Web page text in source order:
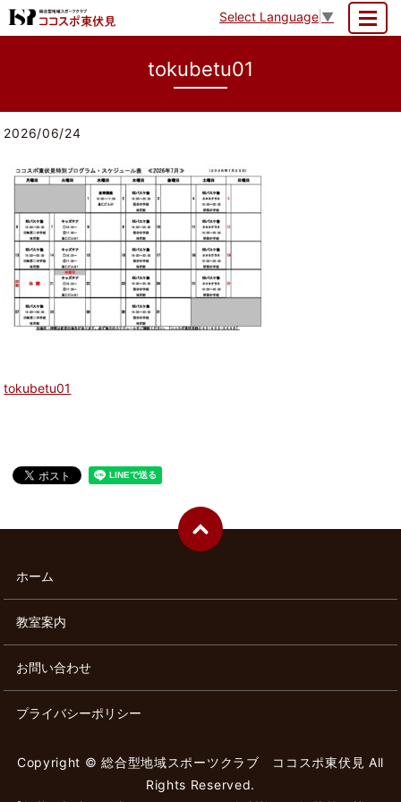
Select Language ▼
tokubetu01
2026/06/24
tokubetu01
ホーム
教室案内
お問い合わせ
プライバシーポリシー
Copyright © 総合型地域スポーツクラブ ココスポ東伏見 All
Rights Reserved.